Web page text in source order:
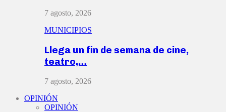
7 agosto, 2026
MUNICIPIOS
Llega un fin de semana de cine,
teatro,…
7 agosto, 2026
OPINIÓN
OPINIÓN